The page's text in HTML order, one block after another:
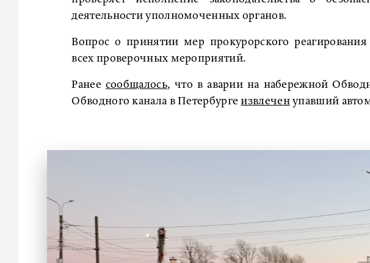
деятельности уполномоченных органов.
Вопрос о принятии мер прокурорского
всех проверочных мероприятий.
Ранее сообщалось, что в аварии на набережной
Обводного канала в Петербургеизвлеченупавший